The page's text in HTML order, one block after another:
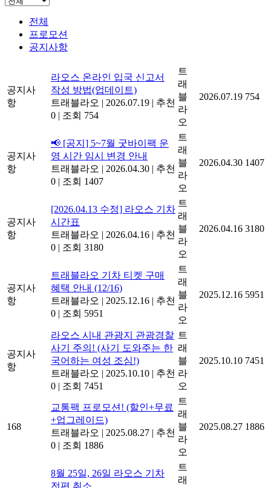
전체
프로모션
공지사항
공지사
항
라오스 온라인 입국 신고서
작성 방법(업데이트)
트래블라오 | 2026.07.19 | 추천
0 | 조회 754
트
래
블
라
오
2026.07.19 754
공지사
항
📢 [공지] 5~7월 굿바이팩 운
영 시간 임시 변경 안내
트래블라오 | 2026.04.30 | 추천
0 | 조회 1407
트
래
블
라
오
2026.04.30 1407
공지사
항
[2026.04.13 수정] 라오스 기차
시간표
트래블라오 | 2026.04.16 | 추천
0 | 조회 3180
트
래
블
라
오
2026.04.16 3180
공지사
항
트래블라오 기차 티켓 구매
혜택 안내 (12/16)
트래블라오 | 2025.12.16 | 추천
0 | 조회 5951
트
래
블
라
오
2025.12.16 5951
공지사
항
라오스 시내 관광지 관광경찰
사기 주의! (사기 도와주는 한
국어하는 여성 조심!)
트래블라오 | 2025.10.10 | 추천
0 | 조회 7451
트
래
블
라
오
2025.10.10 7451
168
교통팩 프로모션! (할인+무료
+업그레이드)
트래블라오 | 2025.08.27 | 추천
0 | 조회 1886
트
래
블
라
오
2025.08.27 1886
8월 25일, 26일 라오스 기차
전편 취소
트
래